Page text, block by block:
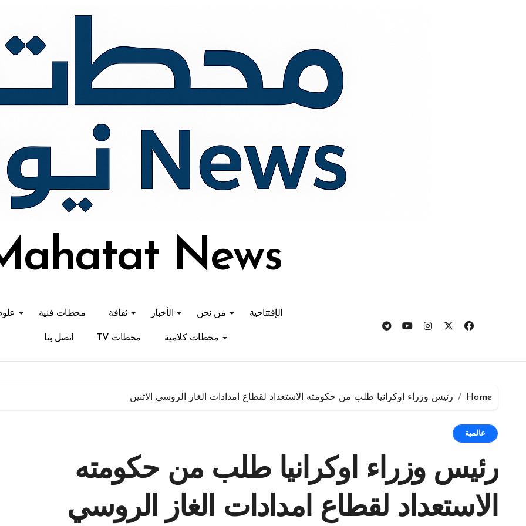
News
الإفتتاحية من نحن الأخبار ثقافة محطات فنية
محطات كلامية محطات TV اتصل بنا
Home رئيس وزراء اوكرانيا طلب من حكومته الاستعداد لقطاع امدادات الغاز الروسي الاثنين
عالمية
رئيس وزراء اوكرانيا طلب من حكومته
الاستعداد لقطاع امدادات الغاز الروسي